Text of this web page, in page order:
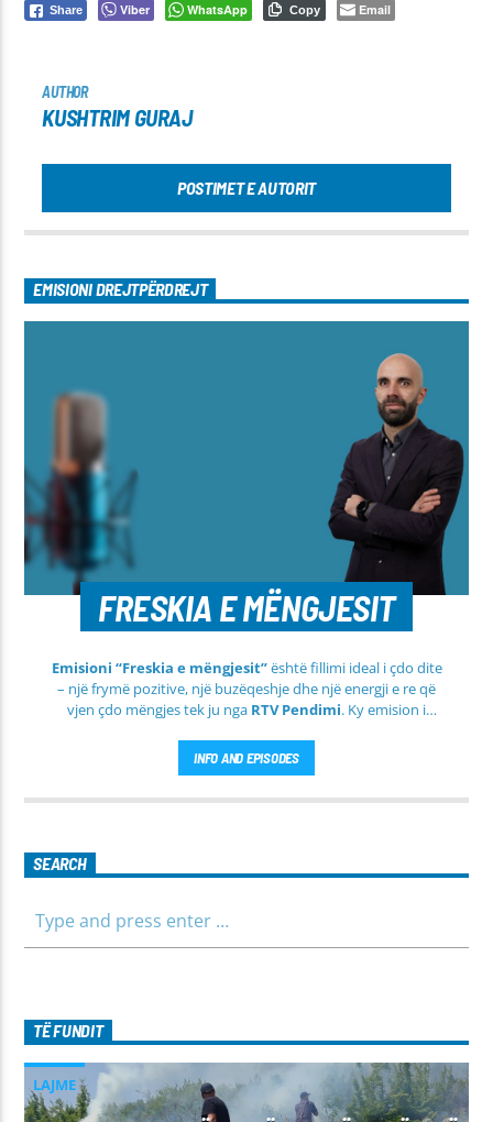
Share Viber WhatsApp Copy Email
AUTHOR
KUSHTRIM GURAJ
POSTIMET E AUTORIT
EMISIONI DREJTPËRDREJT
FRESKIA E MËNGJESIT
Emisioni “Freskia e mëngjesit”është fillimi ideal i çdo dite
– një frymë pozitive, një buzëqeshje dhe një energji e re që
vjen çdo mëngjes tek ju nga RTV Pendimi. Ky emision i
informues dhe më të ngrohtë, duke ju shoqëruar në orët e
para të ditës me përmbajtje të larmishme dhe të dobishme
për të gjithë familjen.
INFO AND EPISODES
SEARCH
TË FUNDIT
LAJME